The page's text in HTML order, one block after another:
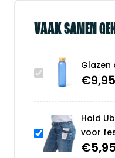
VAAK SAMEN
Glazen
€9,95
Hold
voor
€5,95